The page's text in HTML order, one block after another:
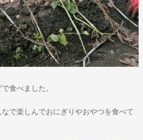
食べました。
で楽しんでおにぎりやおやつを食べて